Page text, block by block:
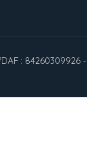
: 84260309926 -